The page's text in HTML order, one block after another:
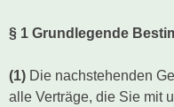
Schwibbogen
Räucherfiguren
§ 1 Grundlegende
(1) Die nachstehenden
alle Verträge, die Sie mit